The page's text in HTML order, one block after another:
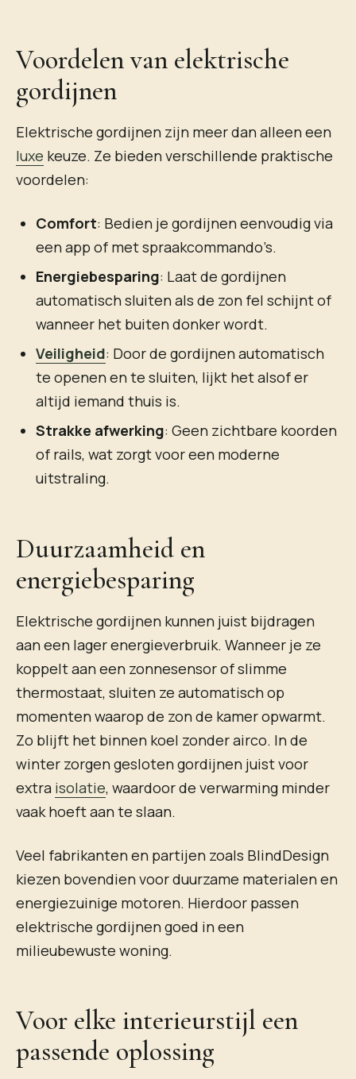
Voordelen van elektrische
gordijnen
Elektrische gordijnen zijn meer dan alleen een
luxe keuze. Ze bieden verschillende praktische
voordelen:
Comfort: Bedien je gordijnen eenvoudig via
een app of met spraakcommando’s.
Energiebesparing: Laat de gordijnen
automatisch sluiten als de zon fel schijnt of
wanneer het buiten donker wordt.
Veiligheid: Door de gordijnen automatisch
te openen en te sluiten, lijkt het alsof er
altijd iemand thuis is.
Strakke afwerking: Geen zichtbare koorden
of rails, wat zorgt voor een moderne
uitstraling.
Duurzaamheid en
energiebesparing
Elektrische gordijnen kunnen juist bijdragen
aan een lager energieverbruik. Wanneer je ze
koppelt aan een zonnesensor of slimme
thermostaat, sluiten ze automatisch op
momenten waarop de zon de kamer opwarmt.
Zo blijft het binnen koel zonder airco. In de
winter zorgen gesloten gordijnen juist voor
extra isolatie, waardoor de verwarming minder
vaak hoeft aan te slaan.
Veel fabrikanten en partijen zoals BlindDesign
kiezen bovendien voor duurzame materialen en
energiezuinige motoren. Hierdoor passen
elektrische gordijnen goed in een
milieubewuste woning.
Voor elke interieurstijl een
passende oplossing